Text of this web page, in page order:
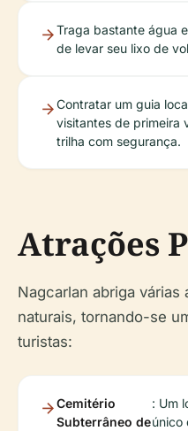
Traga bastante água
de levar seu lixo de
Contratar um guia
visitantes de primeira
trilha com segurança.
Atrações
Nagcarlan abriga
naturais, tornando-se
turistas:
Cemitério
Subterrâneo de
: Um
único